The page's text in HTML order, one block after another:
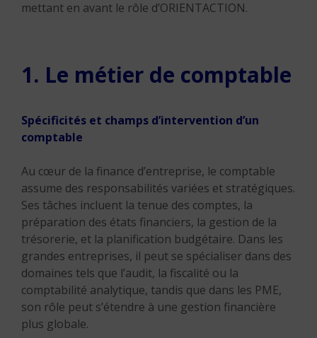
mettant en avant le rôle d’ORIENTACTION.
1. Le métier de comptable
Spécificités et champs d’intervention d’un
comptable
Au cœur de la finance d’entreprise, le comptable
assume des responsabilités variées et stratégiques.
Ses tâches incluent la tenue des comptes, la
préparation des états financiers, la gestion de la
trésorerie, et la planification budgétaire. Dans les
grandes entreprises, il peut se spécialiser dans des
domaines tels que l’audit, la fiscalité ou la
comptabilité analytique, tandis que dans les PME,
son rôle peut s’étendre à une gestion financière
plus globale.